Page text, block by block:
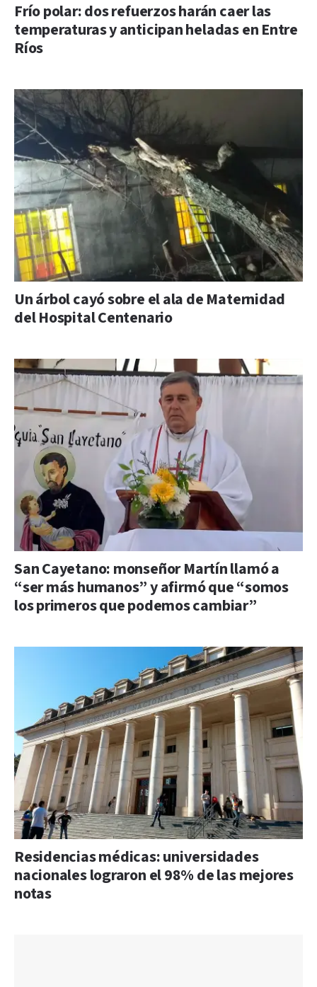
Frío polar: dos refuerzos harán caer las
temperaturas y anticipan heladas en Entre
Ríos
Un árbol cayó sobre el ala de Maternidad
del Hospital Centenario
San Cayetano: monseñor Martín llamó a
“ser más humanos” y afirmó que “somos
los primeros que podemos cambiar”
Residencias médicas: universidades
nacionales lograron el 98% de las mejores
notas